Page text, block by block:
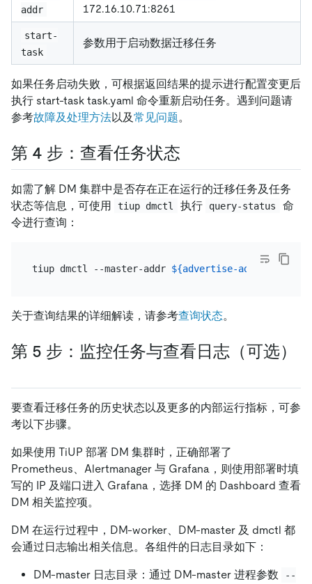
addr
172.16.10.71:8261
start-
task
参数用于启动数据迁移任务
如果任务启动失败，可根据返回结果的提示进行配置变更后
执行 start-task task.yaml 命令重新启动任务。遇到问题请
参考故障及处理方法以及常见问题。
第 4 步：查看任务状态
如需了解 DM 集群中是否存在正在运行的迁移任务及任务
状态等信息，可使用
tiup dmctl 执行 query-status
命
令进行查询：
tiup dmctl --master-addr ${advertise-addr} query-
关于查询结果的详细解读，请参考查询状态。
第 5 步：监控任务与查看日志（可选）
要查看迁移任务的历史状态以及更多的内部运行指标，可参
考以下步骤。
如果使用 TiUP 部署 DM 集群时，正确部署了
Prometheus、Alertmanager 与 Grafana，则使用部署时填
写的 IP 及端口进入 Grafana，选择 DM 的 Dashboard 查看
DM 相关监控项。
DM 在运行过程中，DM-worker、DM-master 及 dmctl 都
会通过日志输出相关信息。各组件的日志目录如下：
DM-master 日志目录：通过 DM-master 进程参数
--